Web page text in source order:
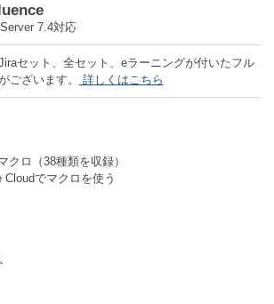
7.4対応
セット、全セット、eラーニングが付いたフル
ございます。
詳しくはこちら
ロ（38種類を収録）
でマクロを使う